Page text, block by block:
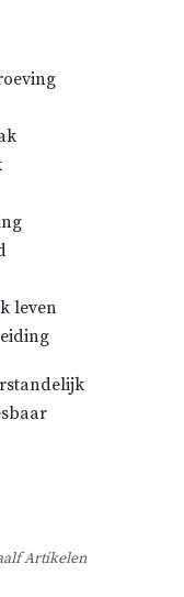
leven
Artikelen